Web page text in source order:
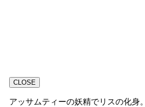
CLOSE
アッサムティーの妖精でリスの化身。